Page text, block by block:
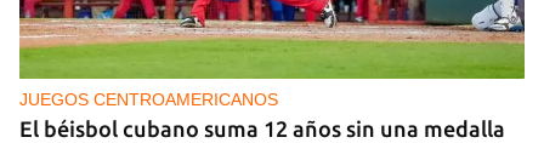
NICARAGUA
EE UU propone a la OEA convocar a los
cancilleres para "tomar medidas" contra las
decisiones de Ortega
JUEGOS CENTROAMERICANOS
El béisbol cubano suma 12 años sin una medalla